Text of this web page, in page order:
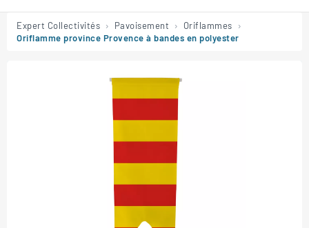
Expert Collectivités Pavoisement
Oriflammes
Oriflamme province Provence à bandes en polyester